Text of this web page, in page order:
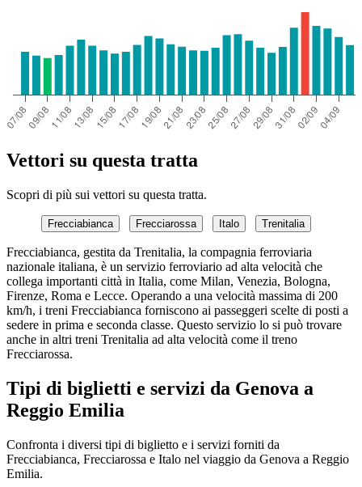
Vettori su questa tratta
Scopri di più sui vettori su questa tratta.
Frecciabianca Frecciarossa Italo Trenitalia
Frecciabianca, gestita da Trenitalia, la compagnia ferroviaria
nazionale italiana, è un servizio ferroviario ad alta velocità che
collega importanti città in Italia, come Milan, Venezia, Bologna,
Firenze, Roma e Lecce. Operando a una velocità massima di 200
km/h, i treni Frecciabianca forniscono ai passeggeri scelte di posti a
sedere in prima e seconda classe. Questo servizio lo si può trovare
anche in altri treni Trenitalia ad alta velocità come il treno
Frecciarossa.
Tipi di biglietti e servizi da Genova a
Reggio Emilia
Confronta i diversi tipi di biglietto e i servizi forniti da
Frecciabianca, Frecciarossa e Italo nel viaggio da Genova a Reggio
Emilia.